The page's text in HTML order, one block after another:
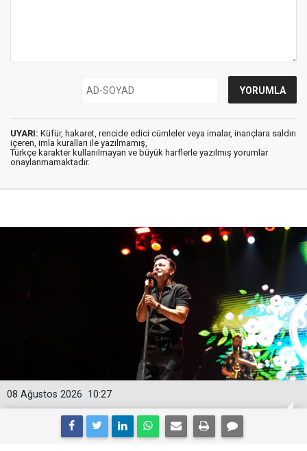
UYARI: Küfür, hakaret, rencide edici cümleler veya imalar, inançlara saldırı
içeren, imla kuralları ile yazılmamış,
Türkçe karakter kullanılmayan ve büyük harflerle yazılmış yorumlar
onaylanmamaktadır.
10:27
08 Ağustos 2026